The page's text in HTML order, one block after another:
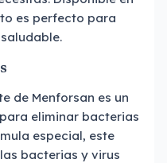
es perfecto para
de Menforsan es un
eliminar bacterias
especial, este
bacterias y virus